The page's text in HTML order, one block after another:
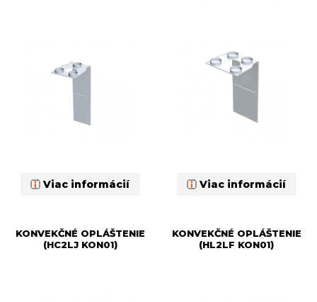
Viac informácií Viac informácií
KONVEKČNÉ OPLÁŠTENIE
(HC2LJ KON01)
KONVEKČNÉ OPLÁŠTENIE
(HL2LF KON01)